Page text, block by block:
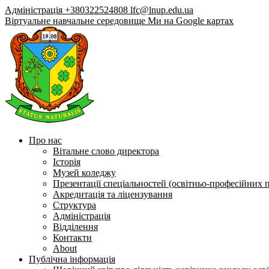
Адміністрація +380322524808 lfc@lnup.edu.ua
Віртуальне навчальне середовище Ми на Google картах
Про нас
Вітальне слово директора
Історія
Музей коледжу
Презентації спеціальностей (освітньо-професійних
Акредитація та ліцензування
Структура
Адміністрація
Відділення
Контакти
About
Публічна інформація